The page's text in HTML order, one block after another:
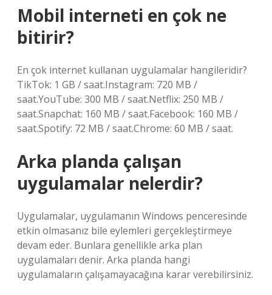
Mobil interneti en çok ne
bitirir?
En çok internet kullanan uygulamalar hangileridir?
TikTok: 1 GB / saat.Instagram: 720 MB /
saat.YouTube: 300 MB / saat.Netflix: 250 MB /
saat.Snapchat: 160 MB / saat.Facebook: 160 MB /
saat.Spotify: 72 MB / saat.Chrome: 60 MB / saat.
Arka planda çalışan
uygulamalar nelerdir?
Uygulamalar, uygulamanın Windows penceresinde
etkin olmasanız bile eylemleri gerçekleştirmeye
devam eder. Bunlara genellikle arka plan
uygulamaları denir. Arka planda hangi
uygulamaların çalışamayacağına karar verebilirsiniz.